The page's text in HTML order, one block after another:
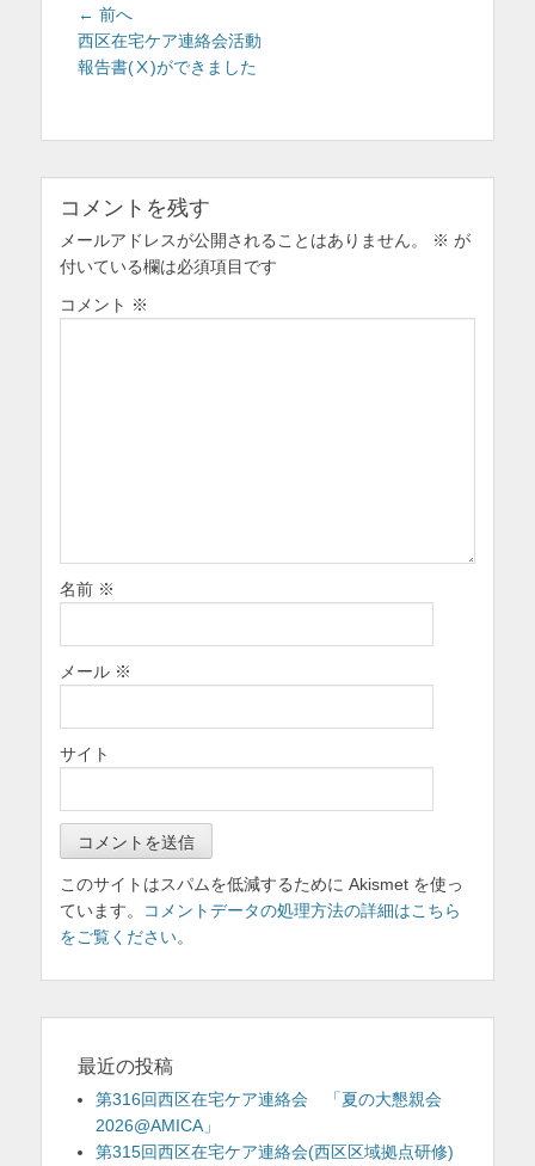
投
稿
ナ
シ
ョ
ン
← 前へ
の
投
西区在宅ケア連絡会活動
報告書(Ⅹ)ができました
コメントを残す
メールアドレスが公開されることはありません。 ※ が
付いている欄は必須項目です
コメント ※
名前 ※
メール ※
サイト
このサイトはスパムを低減するために Akismet を使っ
ています。
コメントデータの処理方法の詳細はこちら
をご覧ください。
最近の投稿
第316回西区在宅ケア連絡会 「夏の大懇親会
2026@AMICA」
第315回西区在宅ケア連絡会(西区区域拠点研修)